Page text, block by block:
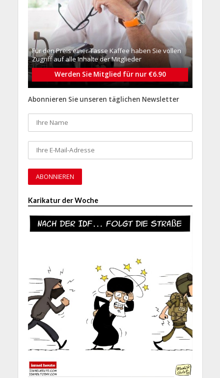
Für den Preis einer Tasse Kaffee haben Sie vollen
Zugriff auf alle Inhalte der Mitglieder
Werden Sie Mitglied für nur €6.90
Abonnieren Sie unseren täglichen Newsletter
Karikatur der Woche